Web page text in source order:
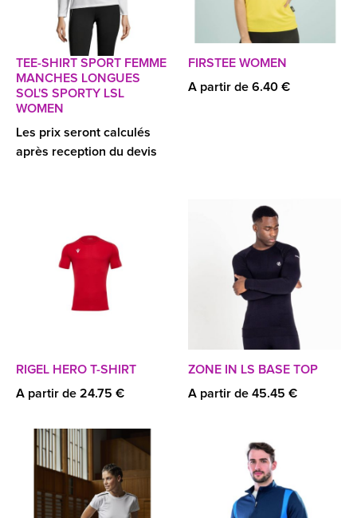
TEE-SHIRT SPORT FEMME
MANCHES LONGUES
SOL'S SPORTY LSL
WOMEN
Les prix seront calculés
après reception du devis
FIRSTEE WOMEN
A partir de 6.40 €
RIGEL HERO T-SHIRT
A partir de 24.75 €
ZONE IN LS BASE TOP
A partir de 45.45 €